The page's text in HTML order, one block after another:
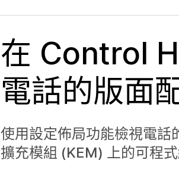
在 Control
電話的版面
使用設定佈局功能檢視電話
擴充模組 (KEM) 上的可程